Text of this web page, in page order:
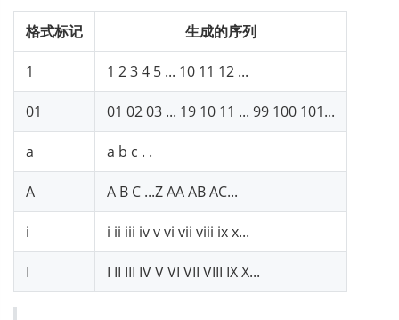
格式标记 生成的序列
1 1 2 3 4 5 ... 10 11 12 ...
01 01 02 03 ... 19 10 11 ... 99 100 101...
a a b c . .
A A B C ...Z AA AB AC...
i i ii iii iv v vi vii viii ix x...
I I II III IV V VI VII VIII IX X...